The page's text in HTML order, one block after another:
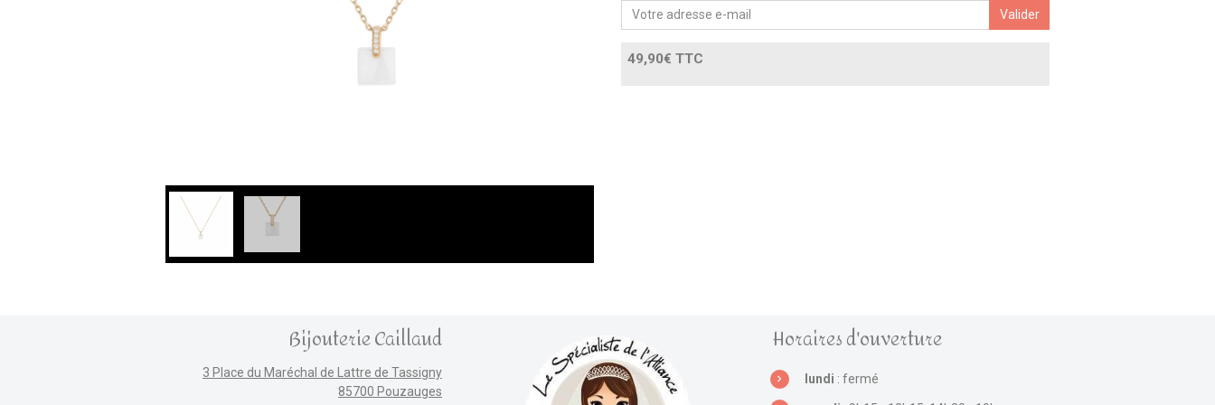
Valider
49,90€ TTC
Bijouterie Caillaud
3 Place du Maréchal de Lattre de Tassigny
85700 Pouzauges
Horaires d'ouverture
lundi : fermé